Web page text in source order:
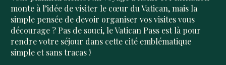
monte à l’idée de visiter le cœur du Vatican, mais la
simple pensée de devoir organiser vos visites vous
décourage ? Pas de souci, le Vatican Pass est là pour
rendre votre séjour dans cette cité emblématique
simple et sans tracas !